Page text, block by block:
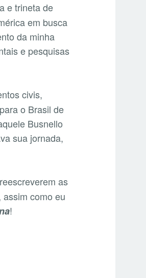
e trineta de
em busca
da minha
e pesquisas
civis,
o Brasil de
Busnello
sua jornada,
as
como eu
!